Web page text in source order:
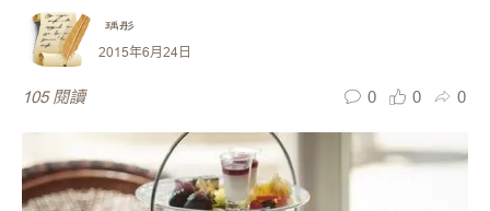
瑀彤
2015年6月24日
105 閱讀 0 0 0